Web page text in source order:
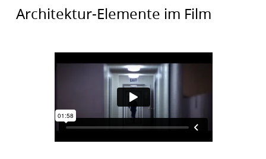
Architektur-Elemente im Film